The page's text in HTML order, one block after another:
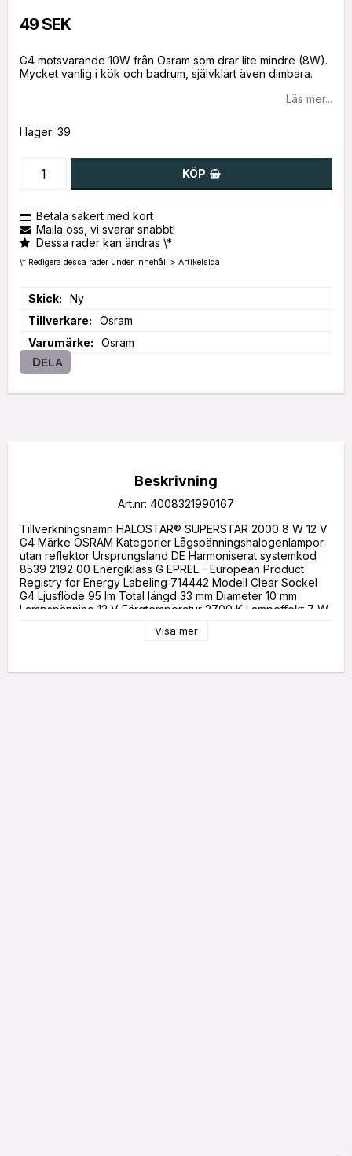
49 SEK
G4 motsvarande 10W från Osram som drar lite mindre (8W).
Mycket vanlig i kök och badrum, självklart även dimbara.
Läs mer...
I lager: 39
KÖP
Betala säkert med kort
Maila oss, vi svarar snabbt!
Dessa rader kan ändras \*
\* Redigera dessa rader under Innehåll > Artikelsida
Skick
Ny
Tillverkare
Osram
Varumärke
Osram
DELA
Beskrivning
Art.nr: 4008321990167
Tillverkningsnamn HALOSTAR® SUPERSTAR 2000 8 W 12 V
G4 Märke OSRAM Kategorier Lågspänningshalogenlampor
utan reflektor Ursprungsland DE Harmoniserat systemkod
8539 2192 00 Energiklass G EPREL - European Product
Registry for Energy Labeling 714442 Modell Clear Sockel
G4 Ljusflöde 95 lm Total längd 33 mm Diameter 10 mm
Lampspänning 12 V Färgtemperatur 2700 K Lampeffekt 7 W
Förpackningsnivå 2 4008321990174 Förpackningsnivå 3
bakugn - Axiella filament - UV-skydd Ja Infraröd
Visa mer